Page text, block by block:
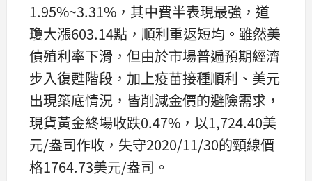
1.95%~3.31%，其中費半表現最強，道
瓊大漲603.14點，順利重返短均。雖然美
債殖利率下滑，但由於市場普遍預期經濟
步入復甦階段，加上疫苗接種順利、美元
出現築底情況，皆削減金價的避險需求，
現貨黃金終場收跌0.47%，以1,724.40美
元/盎司作收，失守2020/11/30的頸線價
格1764.73美元/盎司。